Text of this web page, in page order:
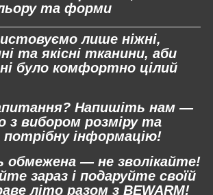
та форми
лише ніжні,
та якісні тканини, аби
було комфортно цілий
Напишіть нам —
з вибором розміру та
інформацію!
обмежена — не зволікайте!
зараз і подаруйте своїй
літо разом з BEWARM!